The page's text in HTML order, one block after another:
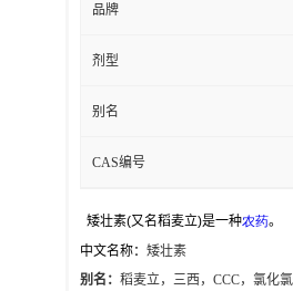
品牌
剂型
别名
CAS编号
矮壮素(又名稻麦立)是一种农药。
中文名称： 矮壮素
别名： 稻麦立，三西， CCC，氯化